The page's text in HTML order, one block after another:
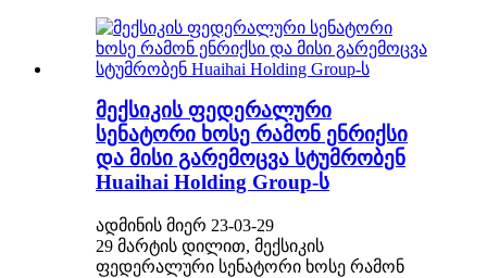
მექსიკის ფედერალური
სენატორი ხოსე რამონ ენრიქსი
და მისი გარემოცვა სტუმრობენ
Huaihai Holding Group-ს
ადმინის მიერ 23-03-29
29 მარტის დილით, მექსიკის
ფედერალური სენატორი ხოსე რამონ